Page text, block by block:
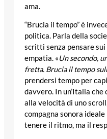
ama.
“Brucia il tempo” è
politica. Parla della
scritti senza pensare sui
empatia. «Un secondo,
fretta. Brucia il tempo
prendersi tempo per
davvero. In un’Italia
alla velocità di uno
compagna sonora
tenere il ritmo, ma il